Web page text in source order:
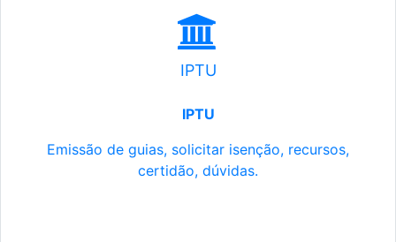
IPTU
IPTU
Emissão de guias, solicitar isenção, recursos,
certidão, dúvidas.